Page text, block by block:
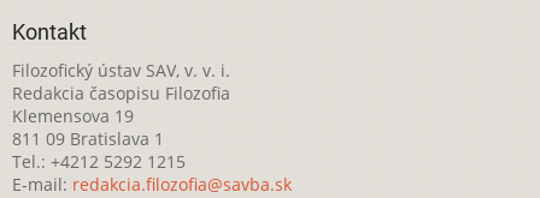
Kontakt
Filozofický ústav SAV, v. v. i.
Redakcia časopisu Filozofia
Klemensova 19
811 09 Bratislava 1
Tel.: +4212 5292 1215
E-mail: redakcia.filozofia@savba.sk